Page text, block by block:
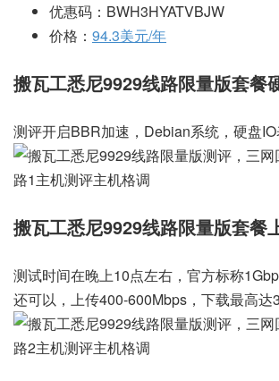
优惠码：BWH3HYATVBJW
价格： 94.3美元/年
搬瓦工悉尼9929线路限量版套餐
测评开启BBR加速，Debian系统，硬盘IO
搬瓦工悉尼9929线路限量版套餐
测试时间在晚上10点左右，官方标称
还可以，上传400-600Mbps，下载最高达